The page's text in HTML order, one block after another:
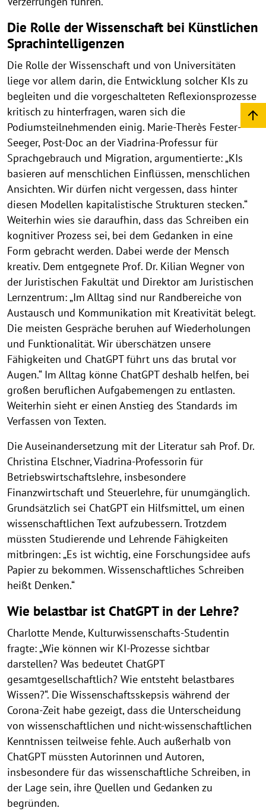
Die Rolle der Wissenschaft bei Künstlichen
Sprachintelligenzen
Die Rolle der Wissenschaft und von Universitäten
liege vor allem darin, die Entwicklung solcher KIs zu
begleiten und die vorgeschalteten Reflexionsprozesse
kritisch zu hinterfragen, waren sich die
Podiumsteilnehmenden einig. Marie-Therès Fester-
Seeger, Post-Doc an der Viadrina-Professur für
Sprachgebrauch und Migration, argumentierte: „KIs
basieren auf menschlichen Einflüssen, menschlichen
Ansichten. Wir dürfen nicht vergessen, dass hinter
diesen Modellen kapitalistische Strukturen stecken.“
Weiterhin wies sie daraufhin, dass das Schreiben ein
kognitiver Prozess sei, bei dem Gedanken in eine
Form gebracht werden. Dabei werde der Mensch
kreativ. Dem entgegnete Prof. Dr. Kilian Wegner von
der Juristischen Fakultät und Direktor am Juristischen
Lernzentrum: „Im Alltag sind nur Randbereiche von
Austausch und Kommunikation mit Kreativität belegt.
Die meisten Gespräche beruhen auf Wiederholungen
und Funktionalität. Wir überschätzen unsere
Fähigkeiten und ChatGPT führt uns das brutal vor
Augen.“ Im Alltag könne ChatGPT deshalb helfen, bei
großen beruflichen Aufgabemengen zu entlasten.
Weiterhin sieht er einen Anstieg des Standards im
Verfassen von Texten.
Die Auseinandersetzung mit der Literatur sah Prof. Dr.
Christina Elschner, Viadrina-Professorin für
Betriebswirtschaftslehre, insbesondere
Finanzwirtschaft und Steuerlehre, für unumgänglich.
Grundsätzlich sei ChatGPT ein Hilfsmittel, um einen
wissenschaftlichen Text aufzubessern. Trotzdem
müssten Studierende und Lehrende Fähigkeiten
mitbringen: „Es ist wichtig, eine Forschungsidee aufs
Papier zu bekommen. Wissenschaftliches Schreiben
heißt Denken.“
Wie belastbar ist ChatGPT in der Lehre?
Charlotte Mende, Kulturwissenschafts-Studentin
fragte: „Wie können wir KI-Prozesse sichtbar
darstellen? Was bedeutet ChatGPT
gesamtgesellschaftlich? Wie entsteht belastbares
Wissen?“. Die Wissenschaftsskepsis während der
Corona-Zeit habe gezeigt, dass die Unterscheidung
von wissenschaftlichen und nicht-wissenschaftlichen
Kenntnissen teilweise fehle. Auch außerhalb von
ChatGPT müssten Autorinnen und Autoren,
insbesondere für das wissenschaftliche Schreiben, in
der Lage sein, ihre Quellen und Gedanken zu
begründen.